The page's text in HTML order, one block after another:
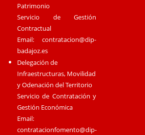
Patrimonio
Servicio de Gestión
Contractual
Email:contratacion@dip-
badajoz.es
Delegación de
Infraestructuras, Movilidad
y Odenación del Territorio
Servicio de Contratación y
Gestión Económica
Email:
contratacionfomento@dip-